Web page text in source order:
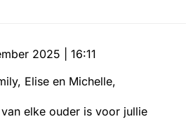
2025 | 16:11
Elise en Michelle,
elke ouder is voor jullie